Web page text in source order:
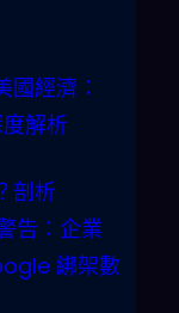
國經濟：
解析
剖析
告：企業
綁架數